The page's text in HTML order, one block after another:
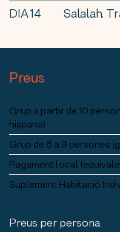
DIA 14
Salalah.
Preus
Grup a partir de 10
hispana)
Grup de 8 a 9 persones
Pagament local
Suplement Habitació
Preus per persona